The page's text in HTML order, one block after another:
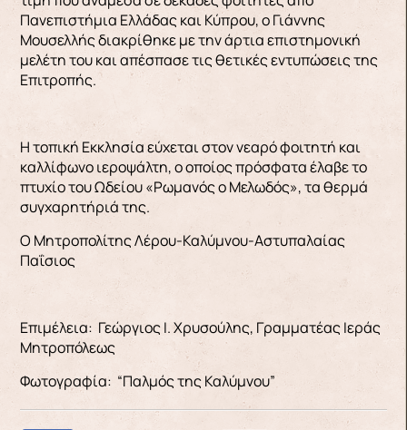
Πανεπιστήμια Ελλάδας και Κύπρου, ο Γιάννης
Μουσελλής διακρίθηκε με την άρτια επιστημονική
μελέτη του και απέσπασε τις θετικές εντυπώσεις της
Επιτροπής.
Η τοπική Εκκλησία εύχεται στον νεαρό φοιτητή και
καλλίφωνο ιεροψάλτη, ο οποίος πρόσφατα έλαβε το
πτυχίο του Ωδείου «Ρωμανός ο Μελωδός», τα θερμά
συγχαρητήριά της.
Ο Μητροπολίτης Λέρου-Καλύμνου-Αστυπαλαίας
Παΐσιος
Επιμέλεια: Γεώργιος Ι. Χρυσούλης, Γραμματέας Ιεράς
Μητροπόλεως
Φωτογραφία: “Παλμός της Καλύμνου”